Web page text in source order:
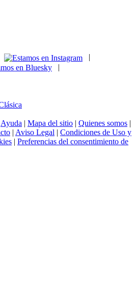
|
Ayuda | Mapa del sitio | Quienes somos |
| Aviso Legal | Condiciones de Uso y
| Preferencias del consentimiento de